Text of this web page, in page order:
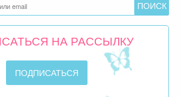
НА РАССЫЛКУ